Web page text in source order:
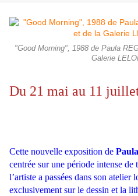
"Good Morning", 1988 de Paula
Galerie
Du 21 mai au 11
Cette nouvelle exposition de
centrée sur une période intense
l’artiste a passées dans son
exclusivement sur le dessin et la